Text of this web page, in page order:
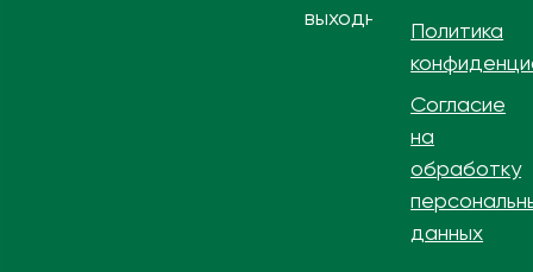
выходной
Политика
Согласие
на
обработку
данных